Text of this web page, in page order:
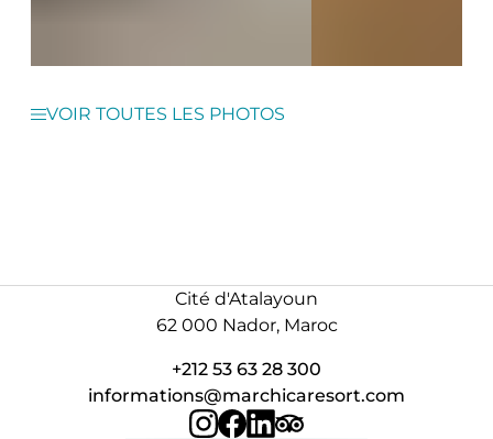
VOIR TOUTES LES PHOTOS
Cité d'Atalayoun
62 000 Nador, Maroc
+212 53 63 28 300
informations@marchicaresort.com